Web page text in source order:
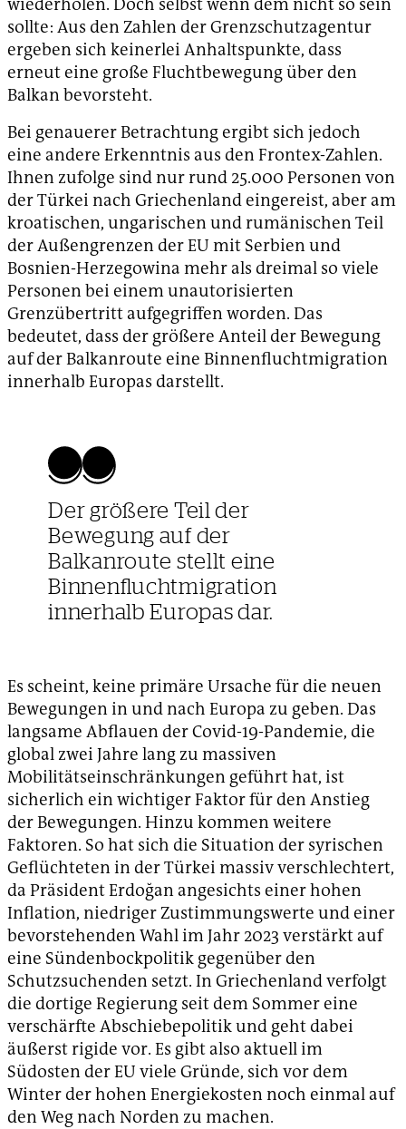
sollte: Aus den Zahlen der Grenzschutzagentur
ergeben sich keinerlei Anhaltspunkte, dass
erneut eine große Fluchtbewegung über den
Balkan bevorsteht.
Bei genauerer Betrachtung ergibt sich jedoch
eine andere Erkenntnis aus den Frontex-Zahlen.
Ihnen zufolge sind nur rund 25.000 Personen von
der Türkei nach Griechenland eingereist, aber am
kroatischen, ungarischen und rumänischen Teil
der Außengrenzen der EU mit Serbien und
Bosnien-Herzegowina mehr als dreimal so viele
Personen bei einem unautorisierten
Grenzübertritt aufgegriffen worden. Das
bedeutet, dass der größere Anteil der Bewegung
auf der Balkanroute eine Binnenfluchtmigration
innerhalb Europas darstellt.
Der größere Teil der
Bewegung auf der
Balkanroute stellt eine
Binnenfluchtmigration
innerhalb Europas dar.
Es scheint, keine primäre Ursache für die neuen
Bewegungen in und nach Europa zu geben. Das
langsame Abflauen der Covid-19-Pandemie, die
global zwei Jahre lang zu massiven
Mobilitätseinschränkungen geführt hat, ist
sicherlich ein wichtiger Faktor für den Anstieg
der Bewegungen. Hinzu kommen weitere
Faktoren. So hat sich die Situation der syrischen
Geflüchteten in der Türkei massiv verschlechtert,
da Präsident Erdoğan angesichts einer hohen
Inflation, niedriger Zustimmungswerte und einer
bevorstehenden Wahl im Jahr 2023 verstärkt auf
eine Sündenbockpolitik gegenüber den
Schutzsuchenden setzt. In Griechenland verfolgt
die dortige Regierung seit dem Sommer eine
verschärfte Abschiebepolitik und geht dabei
äußerst rigide vor. Es gibt also aktuell im
Südosten der EU viele Gründe, sich vor dem
Winter der hohen Energiekosten noch einmal auf
den Weg nach Norden zu machen.